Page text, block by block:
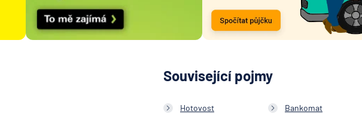
Související pojmy
Hotovost Bankomat